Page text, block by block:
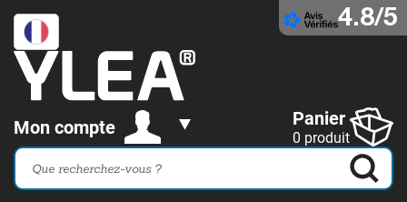
4.8/5
Mon compte Panier
0 produit